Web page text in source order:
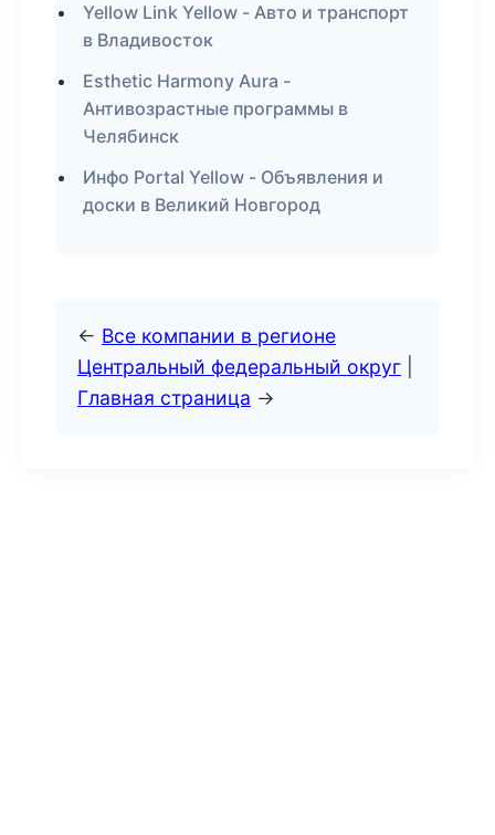
Yellow Link Yellow - Авто и транспорт
в Владивосток
Esthetic Harmony Aura -
Антивозрастные программы в
Челябинск
Инфо Portal Yellow - Объявления и
доски в Великий Новгород
← Все компании в регионе
Центральный федеральный округ
Главная страница →